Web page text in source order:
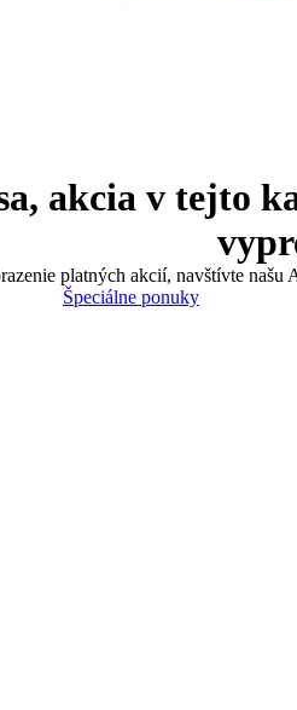
akcia v tejto
platných akcií, navštívte
Špeciálne ponuky